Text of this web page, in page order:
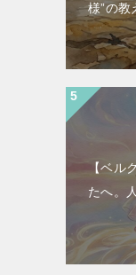
様”の教
【ベル
たへ。